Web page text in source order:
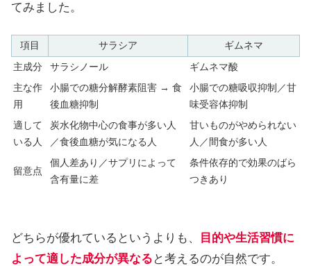
てみました。
項目 サラシア ギムネマ
主成分 サラシノール
ギムネマ酸
主な作
用
小腸での糖分解酵素阻害 → 食
後血糖抑制
小腸での糖吸収抑制／甘
味受容体抑制
適して
いる人
炭水化物中心の食事が多い人
／食後血糖が気になる人
甘いものがやめられない
人／間食が多い人
留意点
個人差あり／サプリによって
含有量に差
条件依存的で効果のばら
つきあり
どちらが優れているというよりも、
目的や生活習慣に
よって適した成分が異なる と考えるのが自然です。